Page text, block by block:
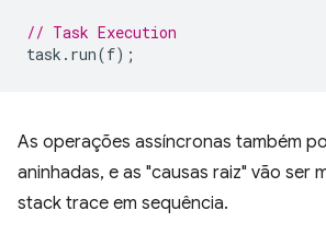
// Task Execution
task . run(f);
As operações assíncronas também
aninhadas, e as "causas raiz" vão ser
stack trace em sequência.